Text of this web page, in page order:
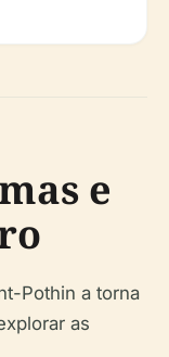
e
Pothin a torna
as